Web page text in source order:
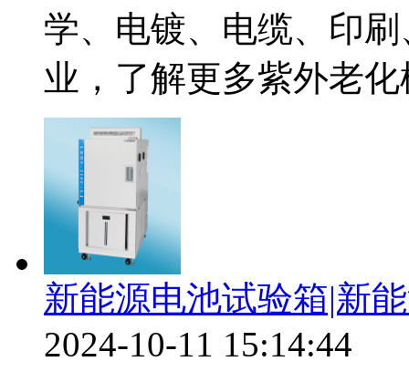
学、电镀、电缆、印
业，了解更多紫外老
新能源电池试验箱|新
2024-10-11 15:14:44